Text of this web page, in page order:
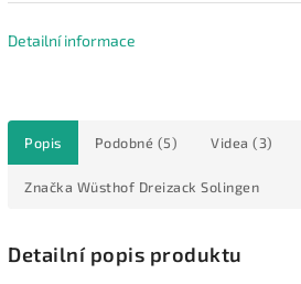
Detailní informace
Popis Podobné (5) Videa (3)
Značka Wüsthof Dreizack Solingen
Detailní popis produktu